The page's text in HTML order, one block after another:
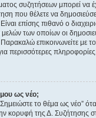
συζητήσεων μπορεί να
που θέλετε να
επίσης πιθανό ο
των οποίων οι
επικοινωνείτε με
περισσότερες
ως νέο;
το θέμα ως νέο”
κορυφή της Δ. Συζήτησης